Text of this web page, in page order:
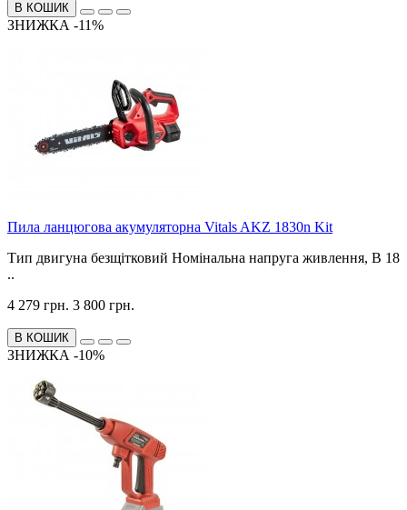
В КОШИК
ЗНИЖКА -11%
Пила ланцюгова акумуляторна Vitals AKZ 1830n Kit
Тип двигуна безщітковий Номінальна напруга живлення, В 18
..
4 279 грн. 3 800 грн.
В КОШИК
ЗНИЖКА -10%